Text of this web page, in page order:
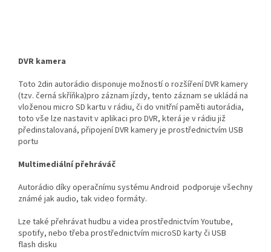
DVR kamera
Toto 2din autorádio disponuje možností o rozšíření DVR kamery
(tzv. černá skříňka)pro záznam jízdy, tento záznam se ukládá na
vloženou micro SD kartu v rádiu, či do vnitřní paměti autorádia,
toto vše lze nastavit v aplikaci pro DVR, která je v rádiu již
předinstalovaná, připojení DVR kamery je prostřednictvím USB
portu
Multimediální přehráváč
Autorádio díky operačnímu systému Android podporuje všechny
známé jak audio, tak video formáty.
Lze také přehrávat hudbu a videa prostřednictvím Youtube,
spotify, nebo třeba prostřednictvím microSD karty či USB
flash disku